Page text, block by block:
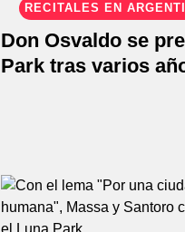
RECITALES EN
Don Osvaldo se
Park tras varios